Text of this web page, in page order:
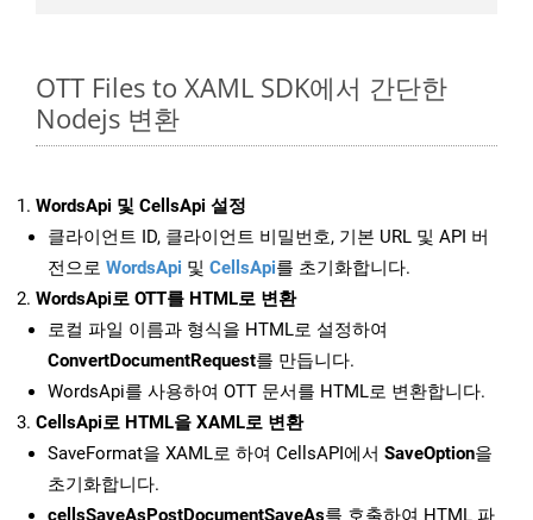
OTT Files to XAML SDK에서 간단한
Nodejs 변환
WordsApi 및 CellsApi 설정
클라이언트 ID, 클라이언트 비밀번호, 기본 URL 및 API 버
전으로 WordsApi 및 CellsApi를 초기화합니다.
WordsApi로 OTT를 HTML로 변환
로컬 파일 이름과 형식을 HTML로 설정하여
ConvertDocumentRequest를 만듭니다.
WordsApi를 사용하여 OTT 문서를 HTML로 변환합니다.
CellsApi로 HTML을 XAML로 변환
SaveFormat을 XAML로 하여 CellsAPI에서 SaveOption을
초기화합니다.
cellsSaveAsPostDocumentSaveAs를 호출하여 HTML 파